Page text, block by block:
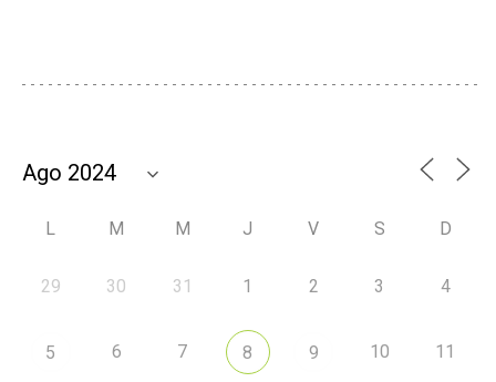
L M M J V S D
29 30 31 1 2 3 4
5 6 7 8 9 10 11